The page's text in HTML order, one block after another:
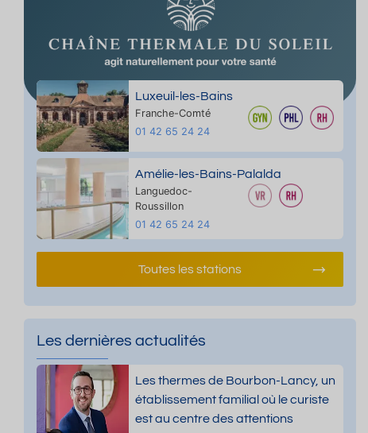
Luxeuil-les-Bains
Franche-Comté
01 42 65 24 24
Amélie-les-Bains-Palalda
Languedoc-
Roussillon
01 42 65 24 24
Toutes les stations
Les dernières actualités
Les thermes de Bourbon-Lancy, un
établissement familial où le curiste
est au centre des attentions